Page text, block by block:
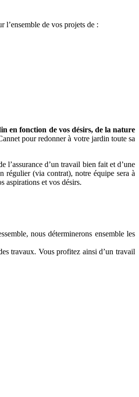
l’ensemble de vos projets de :
en fonction de vos désirs, de la nature
pour redonner à votre jardin toute sa
d’un travail bien fait et d’une
régulier (via contrat), notre équipe sera à
aspirations et vos désirs.
nous déterminerons ensemble les
travaux. Vous profitez ainsi d’un travail